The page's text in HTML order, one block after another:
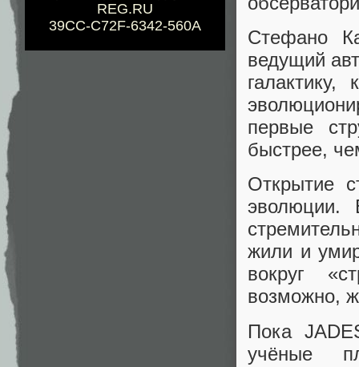
REG.RU
39CC-C72F-6342-560A
Стефано
ведущий
первые
быстрее,
Открытие
эволюции.
жили и
вокруг
возможно,
Пока
учёные